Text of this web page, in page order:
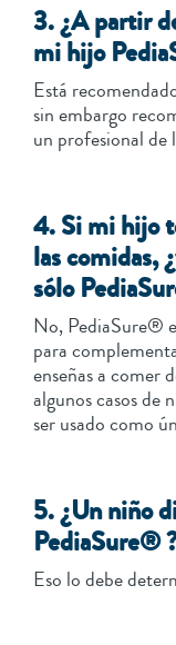
3. ¿A partir
mi hijo
Está
sin embargo
un profesional de
4. Si mi hijo
las comidas,
sólo
No, PediaSure®
para
enseñas a comer
algunos casos de
ser usado como
5. ¿Un niño
PediaSure®
Eso lo debe